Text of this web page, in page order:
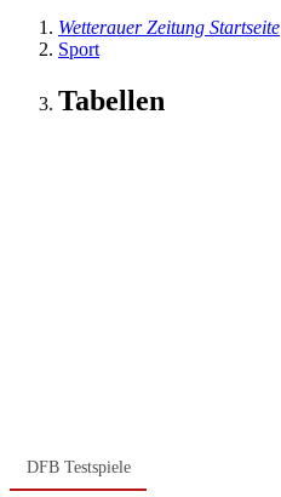
Wetterauer Zeitung Startseite
Sport
Tabellen
DFB Testspiele